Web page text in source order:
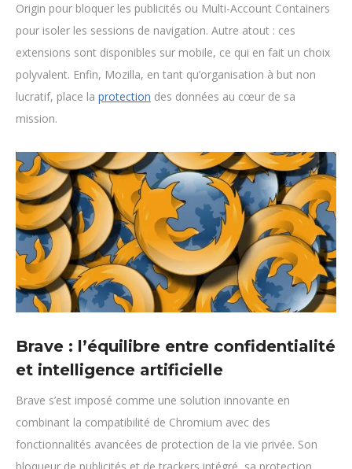
Origin pour bloquer les publicités ou Multi-Account Containers
pour isoler les sessions de navigation. Autre atout : ces
extensions sont disponibles sur mobile, ce qui en fait un choix
polyvalent. Enfin, Mozilla, en tant qu’organisation à but non
lucratif, place la protection des données au cœur de sa
mission.
Brave : l’équilibre entre confidentialité
et intelligence artificielle
Brave s’est imposé comme une solution innovante en
combinant la compatibilité de Chromium avec des
fonctionnalités avancées de protection de la vie privée. Son